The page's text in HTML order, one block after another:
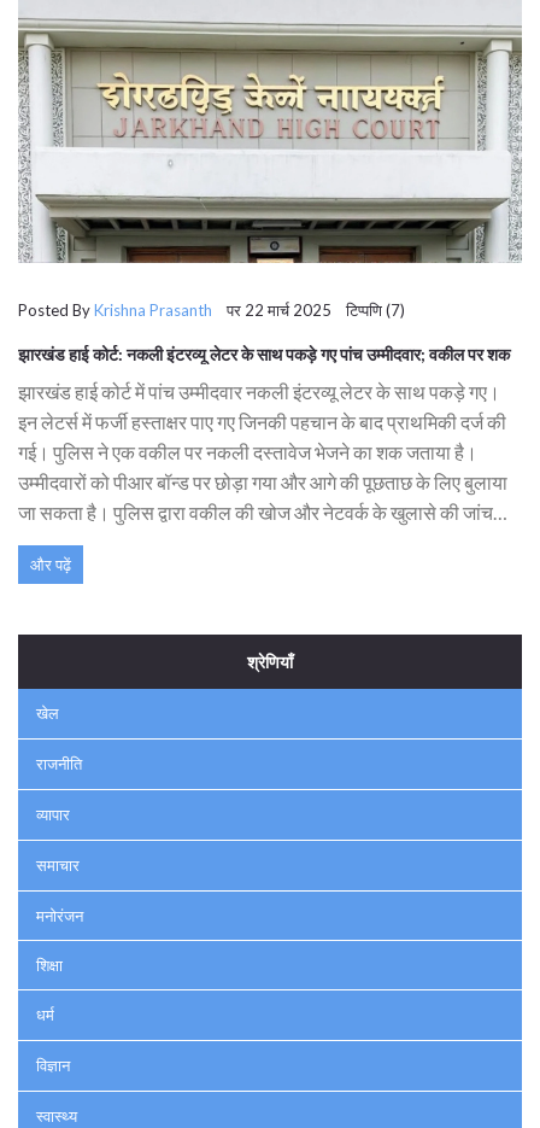
Posted ByKrishna Prasanth पर 22 मार्च 2025 टिप्पणि (7)
झारखंड हाई कोर्ट: नकली इंटरव्यू लेटर के साथ पकड़े गए पांच उम्मीदवार; वकील पर शक
झारखंड हाई कोर्ट में पांच उम्मीदवार नकली इंटरव्यू लेटर के साथ पकड़े गए।
इन लेटर्स में फर्जी हस्ताक्षर पाए गए जिनकी पहचान के बाद प्राथमिकी दर्ज की
गई। पुलिस ने एक वकील पर नकली दस्तावेज भेजने का शक जताया है।
उम्मीदवारों को पीआर बॉन्ड पर छोड़ा गया और आगे की पूछताछ के लिए बुलाया
जा सकता है। पुलिस द्वारा वकील की खोज और नेटवर्क के खुलासे की जांच
जारी है।
और पढ़ें
श्रेणियाँ
खेल
राजनीति
व्यापार
समाचार
मनोरंजन
शिक्षा
धर्म
विज्ञान
स्वास्थ्य